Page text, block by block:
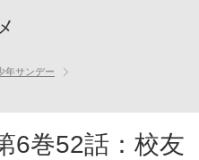
年サンデー
6巻52話：校友